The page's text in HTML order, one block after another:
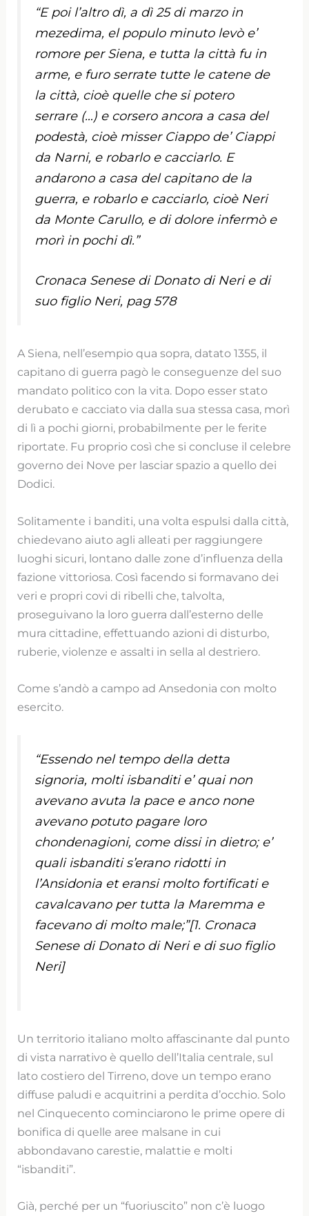
“E poi l’altro dì, a dì 25 di marzo in
mezedima, el populo minuto levò e’
romore per Siena, e tutta la città fu in
arme, e furo serrate tutte le catene de
la città, cioè quelle che si potero
serrare (…) e corsero ancora a casa del
podestà, cioè misser Ciappo de’ Ciappi
da Narni, e robarlo e cacciarlo. E
andarono a casa del capitano de la
guerra, e robarlo e cacciarlo, cioè Neri
da Monte Carullo, e di dolore infermò e
morì in pochi dì.”
Cronaca Senese di Donato di Neri e di
suo figlio Neri, pag 578
A Siena, nell’esempio qua sopra, datato 1355, il
capitano di guerra pagò le conseguenze del suo
mandato politico con la vita. Dopo esser stato
derubato e cacciato via dalla sua stessa casa, morì
di lì a pochi giorni, probabilmente per le ferite
riportate. Fu proprio così che si concluse il celebre
governo dei Nove per lasciar spazio a quello dei
Dodici.
Solitamente i banditi, una volta espulsi dalla città,
chiedevano aiuto agli alleati per raggiungere
luoghi sicuri, lontano dalle zone d’influenza della
fazione vittoriosa. Così facendo si formavano dei
veri e propri covi di ribelli che, talvolta,
proseguivano la loro guerra dall’esterno delle
mura cittadine, effettuando azioni di disturbo,
ruberie, violenze e assalti in sella al destriero.
Come s’andò a campo ad Ansedonia con molto
esercito.
“Essendo nel tempo della detta
signoria, molti isbanditi e’ quai non
avevano avuta la pace e anco none
avevano potuto pagare loro
chondenagioni, come dissi in dietro; e’
quali isbanditi s’erano ridotti in
l’Ansidonia et eransi molto fortificati e
cavalcavano per tutta la Maremma e
facevano di molto male;”[1. Cronaca
Senese di Donato di Neri e di suo figlio
Neri]
Un territorio italiano molto affascinante dal punto
di vista narrativo è quello dell’Italia centrale, sul
lato costiero del Tirreno, dove un tempo erano
diffuse paludi e acquitrini a perdita d’occhio. Solo
nel Cinquecento cominciarono le prime opere di
bonifica di quelle aree malsane in cui
abbondavano carestie, malattie e molti
“isbanditi”.
Già, perché per un “fuoriuscito” non c’è luogo